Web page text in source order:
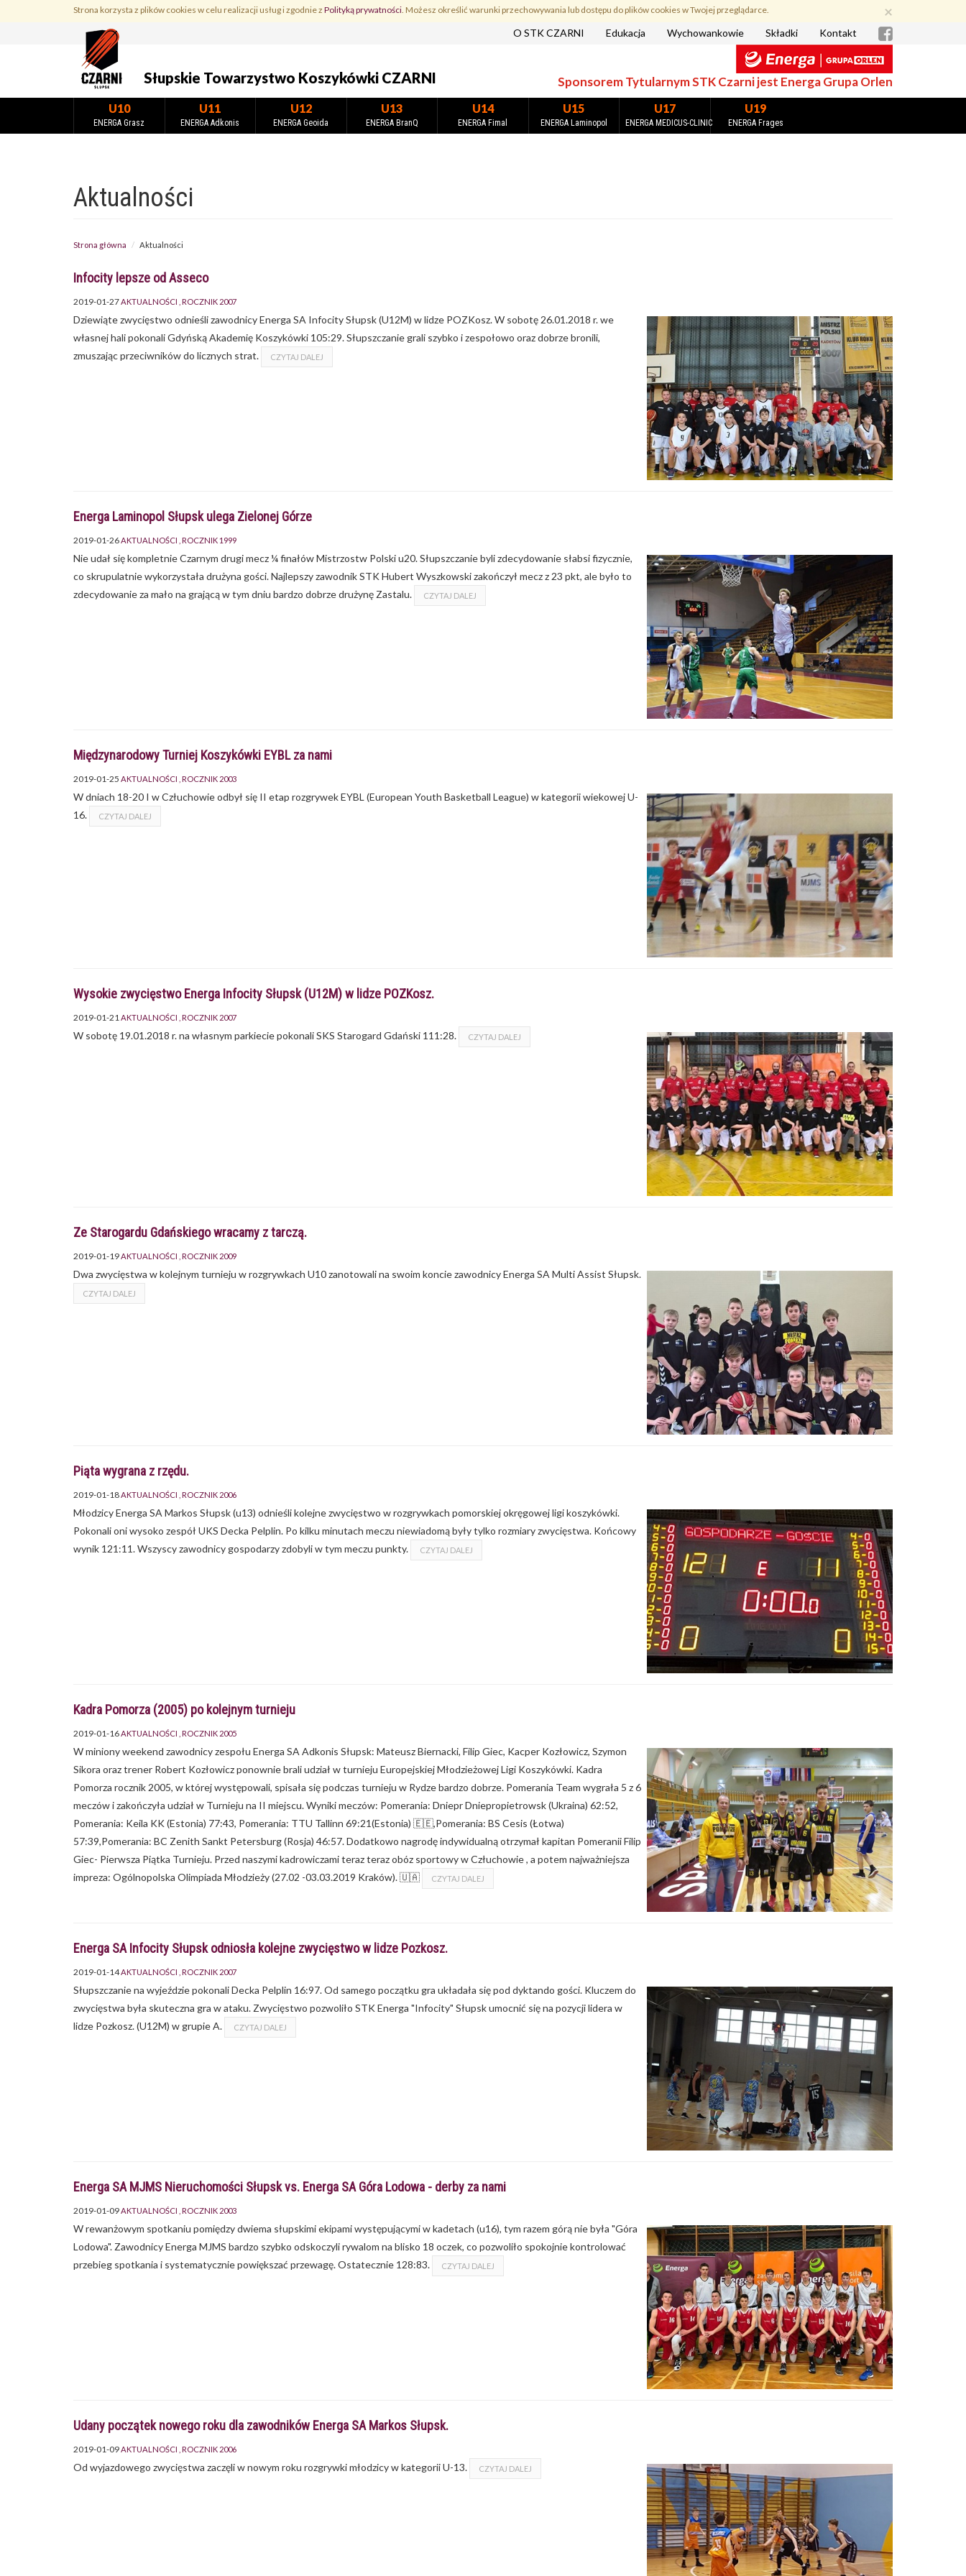
×
Strona korzysta z plików cookies w celu realizacji usług i zgodnie z Polityką prywatności. Możesz określić warunki przechowywania lub dostępu do plików cookies w Twojej przeglądarce.
O STK CZARNI Edukacja Wychowankowie Składki Kontakt
Słupskie Towarzystwo Koszykówki CZARNI Sponsorem Tytularnym STK Czarni jest Energa Grupa Orlen
U10
ENERGA Grasz
U11
ENERGA Adkonis
U12
ENERGA Geoida
U13
ENERGA BranQ
U14
ENERGA Fimal
U15
ENERGA Laminopol
U17
ENERGA MEDICUS-CLINIC
U19
ENERGA Frages
Aktualności
Strona główna Aktualności
Infocity lepsze od Asseco
2019-01-27AKTUALNOŚCI ROCZNIK 2007
Dziewiąte zwycięstwo odnieśli zawodnicy Energa SA Infocity Słupsk (U12M) w lidze POZKosz. W sobotę 26.01.2018 r. we
własnej hali pokonali Gdyńską Akademię Koszykówki 105:29. Słupszczanie grali szybko i zespołowo oraz dobrze bronili,
zmuszając przeciwników do licznych strat.
CZYTAJ DALEJ
Energa Laminopol Słupsk ulega Zielonej Górze
2019-01-26AKTUALNOŚCI ROCZNIK 1999
Nie udał się kompletnie Czarnym drugi mecz ¼ finałów Mistrzostw Polski u20. Słupszczanie byli zdecydowanie słabsi fizycznie,
co skrupulatnie wykorzystała drużyna gości. Najlepszy zawodnik STK Hubert Wyszkowski zakończył mecz z 23 pkt, ale było to
zdecydowanie za mało na grającą w tym dniu bardzo dobrze drużynę Zastalu.
CZYTAJ DALEJ
Międzynarodowy Turniej Koszykówki EYBL za nami
2019-01-25 AKTUALNOŚCI ROCZNIK 2003
W dniach 18-20 I w Człuchowie odbył się II etap rozgrywek EYBL (European Youth Basketball League) w kategorii wiekowej U-
16.
CZYTAJ DALEJ
Wysokie zwycięstwo Energa Infocity Słupsk (U12M) w lidze POZKosz.
2019-01-21AKTUALNOŚCI ROCZNIK 2007
W sobotę 19.01.2018 r. na własnym parkiecie pokonali SKS Starogard Gdański 111:28. CZYTAJ DALEJ
Ze Starogardu Gdańskiego wracamy z tarczą.
2019-01-19AKTUALNOŚCI ROCZNIK 2009
Dwa zwycięstwa w kolejnym turnieju w rozgrywkach U10 zanotowali na swoim koncie zawodnicy Energa SA Multi Assist Słupsk.
CZYTAJ DALEJ
Piąta wygrana z rzędu.
2019-01-18AKTUALNOŚCI ROCZNIK 2006
Młodzicy Energa SA Markos Słupsk (u13) odnieśli kolejne zwycięstwo w rozgrywkach pomorskiej okręgowej ligi koszykówki.
Pokonali oni wysoko zespół UKS Decka Pelplin. Po kilku minutach meczu niewiadomą były tylko rozmiary zwycięstwa. Końcowy
wynik 121:11. Wszyscy zawodnicy gospodarzy zdobyli w tym meczu punkty.
CZYTAJ DALEJ
Kadra Pomorza (2005) po kolejnym turnieju
2019-01-16AKTUALNOŚCI ROCZNIK 2005
W miniony weekend zawodnicy zespołu Energa SA Adkonis Słupsk: Mateusz Biernacki, Filip Giec, Kacper Kozłowicz, Szymon
Sikora oraz trener Robert Kozłowicz ponownie brali udział w turnieju Europejskiej Młodzieżowej Ligi Koszykówki. Kadra
Pomorza rocznik 2005, w której występowali, spisała się podczas turnieju w Rydze bardzo dobrze. Pomerania Team wygrała 5 z 6
meczów i zakończyła udział w Turnieju na II miejscu. Wyniki meczów: Pomerania: Dniepr Dniepropietrowsk (Ukraina) 62:52,
Pomerania: Keila KK (Estonia) 77:43, Pomerania: TTU Tallinn 69:21(Estonia) 🇪🇪,Pomerania: BS Cesis (Łotwa)
57:39,Pomerania: BC Zenith Sankt Petersburg (Rosja) 46:57. Dodatkowo nagrodę indywidualną otrzymał kapitan Pomeranii Filip
Giec- Pierwsza Piątka Turnieju. Przed naszymi kadrowiczami teraz teraz obóz sportowy w Człuchowie , a potem najważniejsza
impreza: Ogólnopolska Olimpiada Młodzieży (27.02 -03.03.2019 Kraków). 🇺🇦
CZYTAJ DALEJ
Energa SA Infocity Słupsk odniosła kolejne zwycięstwo w lidze Pozkosz.
2019-01-14AKTUALNOŚCI ROCZNIK 2007
Słupszczanie na wyjeździe pokonali Decka Pelplin 16:97. Od samego początku gra układała się pod dyktando gości. Kluczem do
zwycięstwa była skuteczna gra w ataku. Zwycięstwo pozwoliło STK Energa "Infocity" Słupsk umocnić się na pozycji lidera w
lidze Pozkosz. (U12M) w grupie A.
CZYTAJ DALEJ
Energa SA MJMS Nieruchomości Słupsk vs. Energa SA Góra Lodowa - derby za nami
2019-01-09AKTUALNOŚCI ROCZNIK 2003
W rewanżowym spotkaniu pomiędzy dwiema słupskimi ekipami występującymi w kadetach (u16), tym razem górą nie była "Góra
Lodowa". Zawodnicy Energa MJMS bardzo szybko odskoczyli rywalom na blisko 18 oczek, co pozwoliło spokojnie kontrolować
przebieg spotkania i systematycznie powiększać przewagę. Ostatecznie 128:83.
CZYTAJ DALEJ
Udany początek nowego roku dla zawodników Energa SA Markos​ Słupsk.
2019-01-09AKTUALNOŚCI ROCZNIK 2006
Od wyjazdowego zwycięstwa zaczęli w nowym roku rozgrywki młodzicy w kategorii U-13. CZYTAJ DALEJ